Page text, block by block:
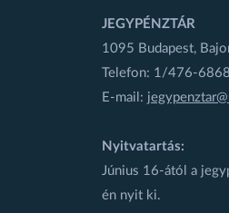
JEGYPÉNZTÁR
1095 Budapest,
Telefon: 1/476-6868
E-mail:
Nyitvatartás:
Június 16-ától a
én nyit ki.